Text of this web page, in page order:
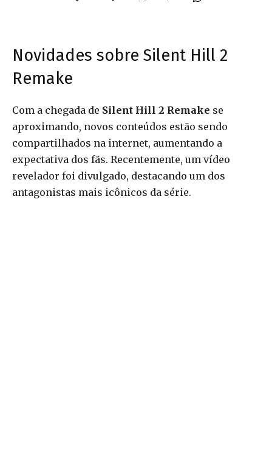
Novidades sobre Silent Hill 2
Remake
Com a chegada de Silent Hill 2 Remake se
aproximando, novos conteúdos estão sendo
compartilhados na internet, aumentando a
expectativa dos fãs. Recentemente, um vídeo
revelador foi divulgado, destacando um dos
antagonistas mais icônicos da série.